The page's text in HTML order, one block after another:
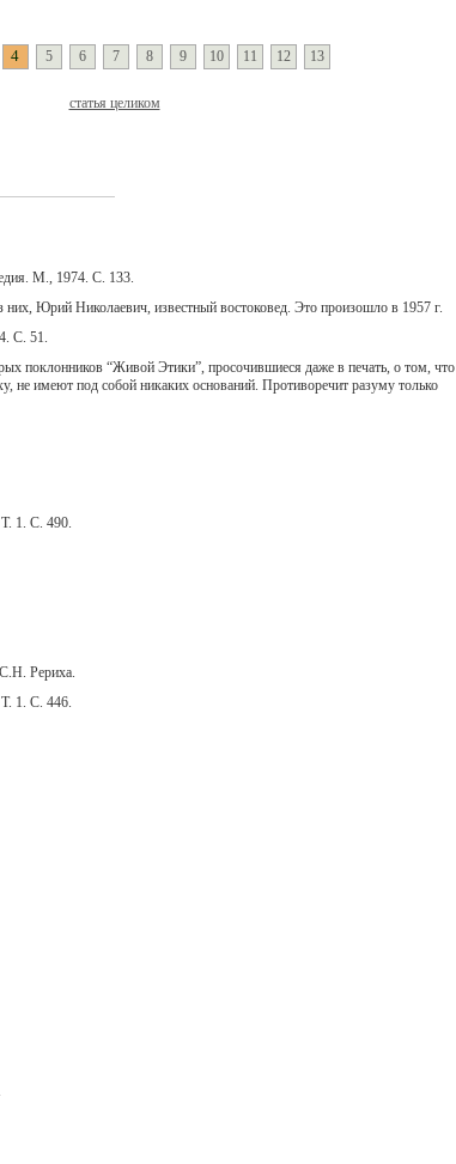
4 5 6 7 8 9 10 11 12 13
статья целиком
М., 1974. С. 133.
них, Юрий Николаевич, известный востоковед. Это произошло в 1957 г.
С. 51.
поклонников “Живой Этики”, просочившиеся даже в печать, о том, что
не имеют под собой никаких оснований. Противоречит разуму только
1. С. 490.
Рериха.
1. С. 446.